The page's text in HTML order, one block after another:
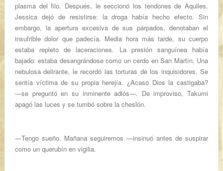
plasma del filo. Después, le seccionó los tendones de Aquiles.
Jessica dejó de resistirse: la droga había hecho efecto. Sin
embargo, la apertura excesiva de sus párpados, denotaban el
insufrible dolor que padecía. Media hora más tarde, su cuerpo
estaba repleto de laceraciones. La presión sanguínea había
bajado: estaba desangrándose como un cerdo en San Martín. Una
nebulosa delirante, le recordó las torturas de los inquisidores. Se
sentía víctima de su propia herejía. ¿Acaso Dios la castigaba?
―se preguntó en su inminente adiós―. De improviso, Takumi
apagó las luces y se tumbó sobre la cheslón.
―Tengo sueño. Mañana seguiremos ―insinuó antes de suspirar
como un querubín en vigilia.